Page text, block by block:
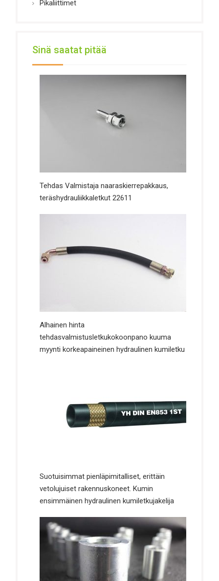
Pikaliittimet
Sinä saatat pitää
Tehdas Valmistaja naaraskierrepakkaus,
teräshydrauliikkaletkut 22611
Alhainen hinta
tehdasvalmistusletkukokoonpano kuuma
myynti korkeapaineinen hydraulinen kumiletku
Suotuisimmat pienläpimitalliset, erittäin
vetolujuiset rakennuskoneet. Kumin
ensimmäinen hydraulinen kumiletkujakelija